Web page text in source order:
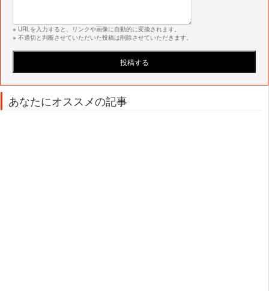
※ URLを入力すると、リンクや画像に自動的に変換されます。
※ 不適切と判断させていただいた投稿は削除させていただきます。
あなたにオススメの記事